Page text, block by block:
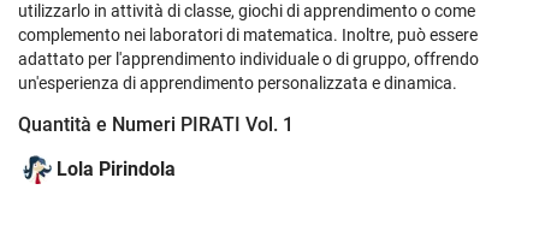
utilizzarlo in attività di classe, giochi di apprendimento o come
complemento nei laboratori di matematica. Inoltre, può essere
adattato per l'apprendimento individuale o di gruppo, offrendo
un'esperienza di apprendimento personalizzata e dinamica.
Quantità e Numeri PIRATI Vol. 1
Lola Pirindola